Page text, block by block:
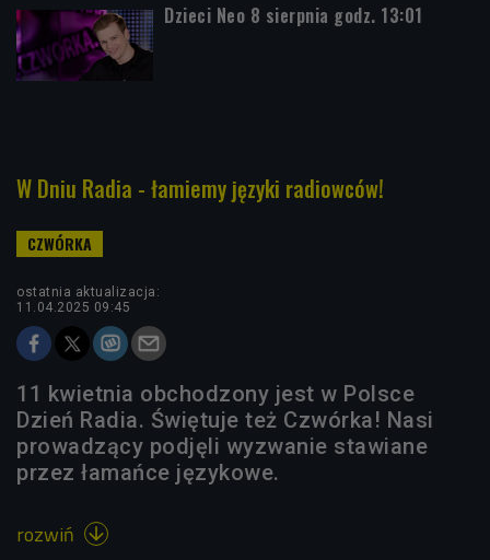
Dzieci Neo 8 sierpnia godz. 13:01
W Dniu Radia - łamiemy języki radiowców!
ostatnia aktualizacja:
11.04.2025 09:45
11 kwietnia obchodzony jest w Polsce
Dzień Radia. Świętuje też Czwórka! Nasi
prowadzący podjęli wyzwanie stawiane
przez łamańce językowe.
rozwiń 